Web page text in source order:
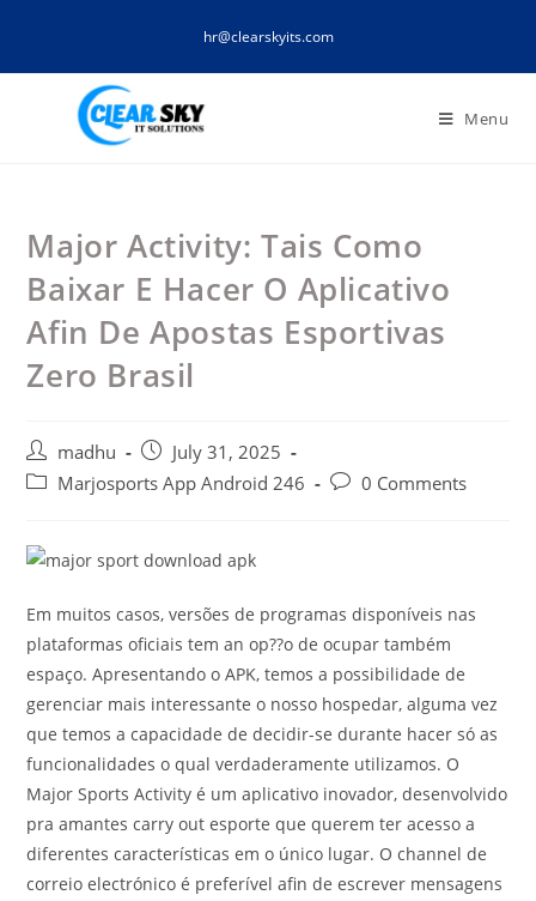
content
hr@clearskyits.com
Menu
Major Activity: Tais Como
Baixar E Hacer O Aplicativo
Afin De Apostas Esportivas
Zero Brasil
Post
author:
madhu
Post
published:
July 31, 2025
PostMarjosports App Android 246
Post0 Comments
Em muitos casos, versões de programas disponíveis nas
plataformas oficiais tem an op??o de ocupar também
espaço. Apresentando o APK, temos a possibilidade de
gerenciar mais interessante o nosso hospedar, alguma vez
que temos a capacidade de decidir-se durante hacer só as
funcionalidades o qual verdaderamente utilizamos. O
Major Sports Activity é um aplicativo inovador, desenvolvido
pra amantes carry out esporte que querem ter acesso a
diferentes características em o único lugar. O channel de
correio electrónico é preferível afin de escrever mensagens